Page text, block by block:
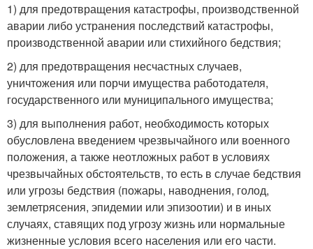
1) для предотвращения катастрофы, производственной
аварии либо устранения последствий катастрофы,
производственной аварии или стихийного бедствия;
2) для предотвращения несчастных случаев,
уничтожения или порчи имущества работодателя,
государственного или муниципального имущества;
3) для выполнения работ, необходимость которых
обусловлена введением чрезвычайного или военного
положения, а также неотложных работ в условиях
чрезвычайных обстоятельств, то есть в случае бедствия
или угрозы бедствия (пожары, наводнения, голод,
землетрясения, эпидемии или эпизоотии) и в иных
случаях, ставящих под угрозу жизнь или нормальные
жизненные условия всего населения или его части.